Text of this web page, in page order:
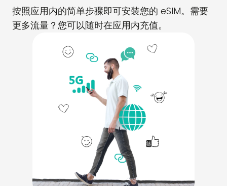
按照应用内的简单步骤即可安装您的 eSIM。需要
更多流量？您可以随时在应用内充值。